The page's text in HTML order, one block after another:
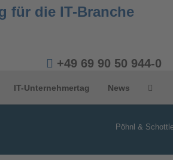
+49 69 90 50 944-0
IT-Unternehmertag News
Pöhnl &